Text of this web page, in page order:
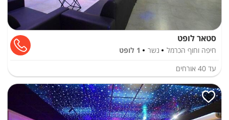
סטאר לופט
חיפה וחוף הכרמל נשר
1 לופט
עד 40 אורחים